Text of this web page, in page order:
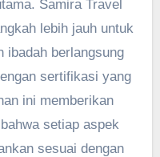
Samira Travel
lebih jauh untuk
ibadah berlangsung
sertifikasi yang
ini memberikan
setiap aspek
sesuai dengan